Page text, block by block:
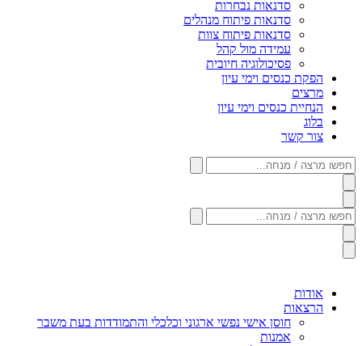
סדנאות נבחרות
סדנאות פיתוח מנהלים
סדנאות פיתוח צוות
עמידה מול קהל
פסיכולוגיה חיובית
הפקת כנסים וימי עיון
מרצים
הנחיית כנסים וימי עיון
בלוג
צור קשר
חפשו
מרצה
/
מנחה...
חפשו
מרצה
/
מנחה...
אודות
הרצאות
חוסן אישי נפשי ארגוני וכלכלי והתמודדות בעת משבר
אמנות